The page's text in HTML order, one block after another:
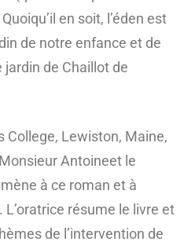
en soit, l’éden est
de notre enfance et de
de Chaillot de
College, Lewiston, Maine,
Antoineet le
à ce roman et à
L’oratrice résume le livre et
de l’intervention de